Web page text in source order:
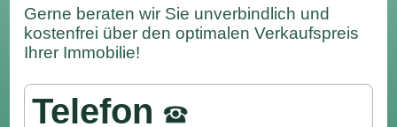
Gerne beraten wir Sie unverbindlich und
kostenfrei über den optimalen Verkaufspreis
Ihrer Immobilie!
Telefon